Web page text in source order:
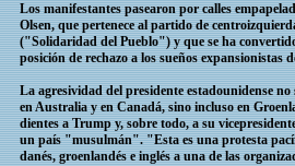
Los manifestantes pasearon por calles
Olsen, que pertenece al partido de
("Solidaridad del Pueblo") y que se ha
posición de rechazo a los sueños expansionistas
La agresividad del presidente estadounidense
en Australia y en Canadá, sino incluso en
dientes a Trump y, sobre todo, a su
un país "musulmán". "Esta es una protesta
danés, groenlandés e inglés a una de las